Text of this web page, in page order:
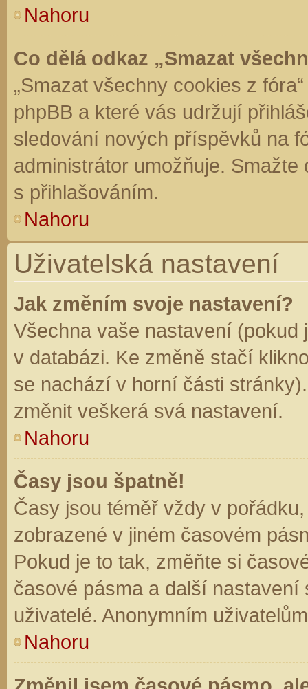
Nahoru
Co dělá odkaz „Smazat
„Smazat všechny cookies z
phpBB a které vás udržují
sledování nových příspěvků na
administrátor umožňuje.
s přihlašováním.
Nahoru
Uživatelská nastavení
Jak změním svoje nastavení?
Všechna vaše nastavení (pokud
v databázi. Ke změně stačí
se nachází v horní části
změnit veškerá svá nastavení.
Nahoru
Časy jsou špatně!
Časy jsou téměř vždy v
zobrazené v jiném časovém
Pokud je to tak, změňte si
časové pásma a další
uživatelé. Anonymním
Nahoru